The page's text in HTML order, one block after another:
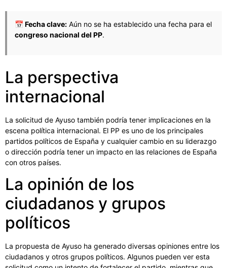
📅 Fecha clave: Aún no se ha establecido una fecha para el
congreso nacional del PP.
La perspectiva
internacional
La solicitud de Ayuso también podría tener implicaciones en la
escena política internacional. El PP es uno de los principales
partidos políticos de España y cualquier cambio en su liderazgo
o dirección podría tener un impacto en las relaciones de España
con otros países.
La opinión de los
ciudadanos y grupos
políticos
La propuesta de Ayuso ha generado diversas opiniones entre los
ciudadanos y otros grupos políticos. Algunos pueden ver esta